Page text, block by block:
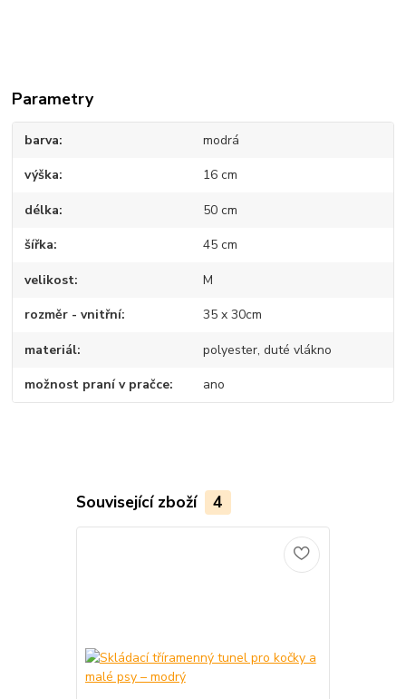
Parametry
barva modrá
výška 16 cm
délka 50 cm
šířka 45 cm
velikost M
rozměr - vnitřní 35 x 30cm
materiál polyester, duté vlákno
možnost praní v pračce ano
Související zboží 4